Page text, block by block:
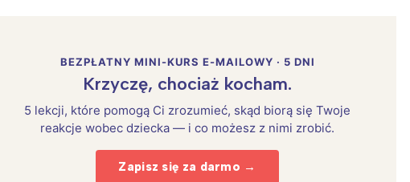
BEZPŁATNY MINI-KURS E-MAILOWY · 5 DNI
Krzyczę, chociaż kocham.
5 lekcji, które pomogą Ci zrozumieć, skąd biorą się Twoje
reakcje wobec dziecka — i co możesz z nimi zrobić.
Zapisz się za darmo →